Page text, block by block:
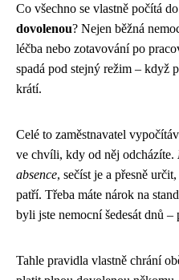
Co všechno se vlastně počítá do
dovolenou? Nejen běžná
léčba nebo zotavování po
spadá pod stejný režim – když
krátí.
Celé to zaměstnavatel
ve chvíli, kdy od něj odcházíte.
absence, sečíst je a přesně
patří. Třeba máte nárok na
byli jste nemocní šedesát dnů
Tahle pravidla vlastně chrání